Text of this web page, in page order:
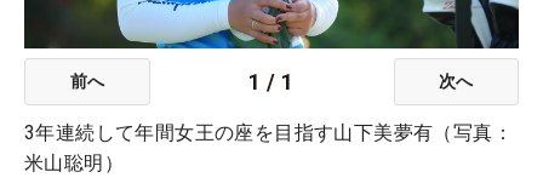
前へ 1 / 1 次へ
3年連続して年間女王の座を目指す山下美夢有（写真：
米山聡明）